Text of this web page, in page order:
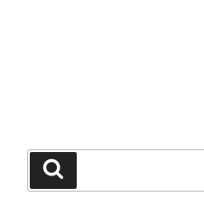
חיפוש